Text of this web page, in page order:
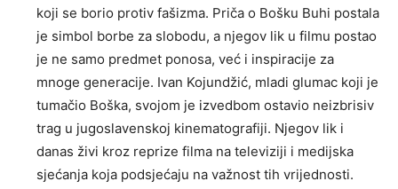
koji se borio protiv fašizma. Priča o Bošku Buhi postala
je simbol borbe za slobodu, a njegov lik u filmu postao
je ne samo predmet ponosa, već i inspiracije za
mnoge generacije. Ivan Kojundžić, mladi glumac koji je
tumačio Boška, svojom je izvedbom ostavio neizbrisiv
trag u jugoslavenskoj kinematografiji. Njegov lik i
danas živi kroz reprize filma na televiziji i medijska
sjećanja koja podsjećaju na važnost tih vrijednosti.